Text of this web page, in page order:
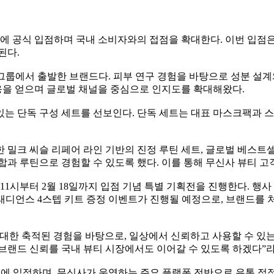
공식 입점하며 국내 소비자와의 접점을 확대한다. 이번 입
다.
에서 출발한 브랜드다. 피부 연구 경험을 바탕으로 성분 설
얻으며 글로벌 채널을 중심으로 인지도를 확대해왔다.
단독 구성 세트를 선보인다. 단독 세트는 대표 마스크팩과
크 씨슬 리페어 라인 기반의 진정 루틴 세트, 글로벌 베스
루틴으로 경험할 수 있도록 했다. 이를 통해 무신사 뷰티
시부터 2월 18일까지 입점 기념 특별 기획전을 진행한다. 행
언스 4스텝 키트 증정 이벤트가 진행될 예정으로, 브랜드를
한 축적된 경험을 바탕으로, 일상에서 신뢰하고 사용할 수 있
드 신뢰를 국내 뷰티 시장에서도 이어갈 수 있도록 하겠다”